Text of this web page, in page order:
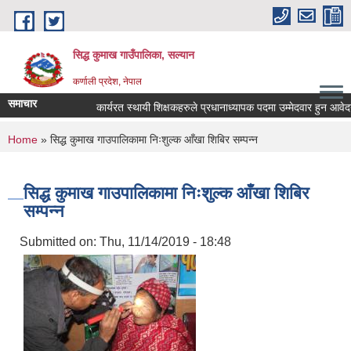
Skip to main content
सिद्ध कुमाख गाउँपालिका, सल्यान
कर्णाली प्रदेश, नेपाल
समाचार कार्यरत स्थायी शिक्षकहरुले प्रधानाध्यापक पदमा उम्मेदवार हुन आवेदन
You are here
Home » सिद्ध कुमाख गाउपालिकामा निःशुल्क आँखा शिबिर सम्पन्न
सिद्ध कुमाख गाउपालिकामा निःशुल्क आँखा शिबिर
सम्पन्न
Submitted on: Thu, 11/14/2019 - 18:48